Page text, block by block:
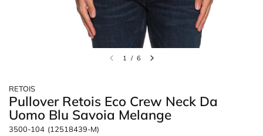
1 / 6
RETOIS
Pullover Retois Eco Crew Neck Da
Uomo Blu Savoia Melange
3500-104 (12518439-M)